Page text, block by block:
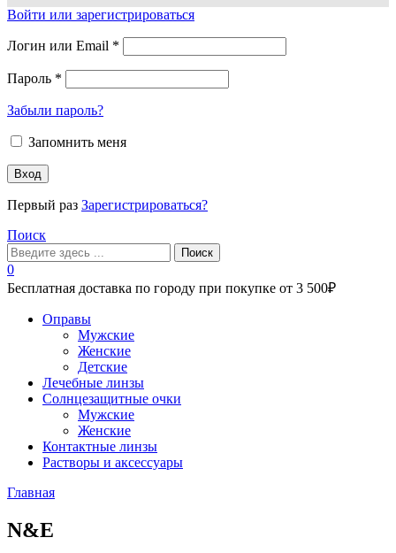
Войти или зарегистрироваться
Логин или Email *
Пароль *
Забыли пароль?
Запомнить меня
Вход
Первый раз Зарегистрироваться?
Поиск
Поиск
0
Бесплатная доставка по городу при покупке от 3 500₽
Оправы
Мужские
Женские
Детские
Лечебные линзы
Солнцезащитные очки
Мужские
Женские
Контактные линзы
Растворы и аксессуары
Главная
N&E